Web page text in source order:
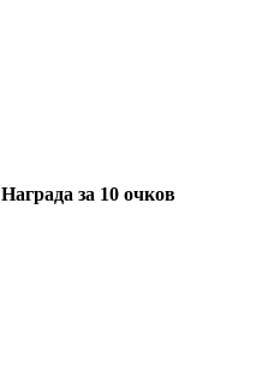
Награда за 10 очков